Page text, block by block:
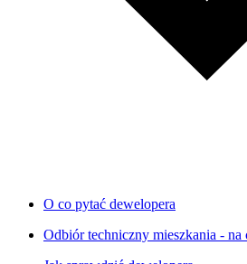
O co pytać dewelopera
Odbiór techniczny mieszkania -